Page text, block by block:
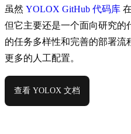
虽然 YOLOX GitHub 代码库
但它主要还是一个面向研究的
的任务多样性和完善的部署
更多的人工配置。
查看 YOLOX 文档